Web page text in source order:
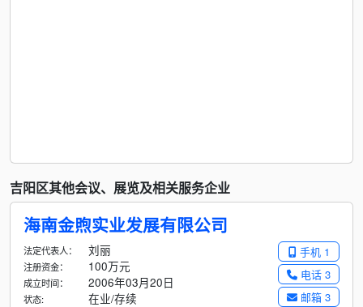
吉阳区其他会议、展览及相关服务企业
海南金煦实业发展有限公司
手机 1
电话 3
邮箱 3
法定代表人： 刘丽
注册资金： 100万元
成立时间： 2006年03月20日
状态: 在业/存续